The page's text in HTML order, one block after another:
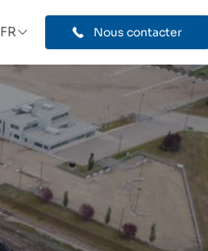
FR Nous contacter